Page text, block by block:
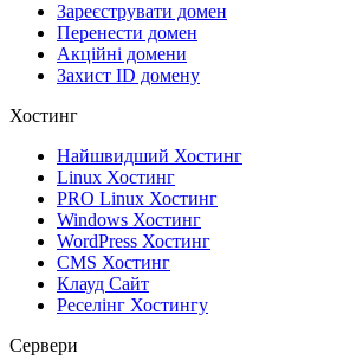
Зареєструвати домен
Перенести домен
Акційні домени
Захист ID домену
Хостинг
Найшвидший Хостинг
Linux Хостинг
PRO Linux Хостинг
Windows Хостинг
WordPress Хостинг
CMS Хостинг
Клауд Сайт
Реселінг Хостингу
Сервери